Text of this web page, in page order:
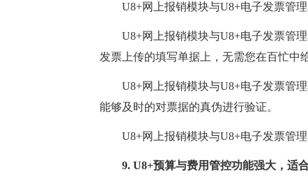
U8+网上报销模块与U8+电子发票管理
U8+网上报销模块与U8+电子发票管理
发票上传的填写单据上，无需您在百忙中
U8+网上报销模块与U8+电子发票管理
能够及时的对票据的真伪进行验证。
U8+网上报销模块与U8+电子发票管理
9. U8+预算与费用管控功能强大，适